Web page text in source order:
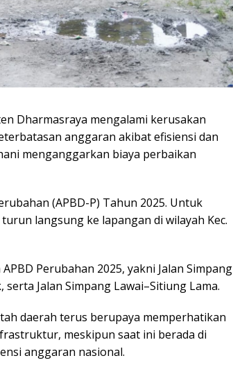
Dharmasraya mengalami kerusakan
anggaran akibat efisiensi dan
menganggarkan biaya perbaikan
(APBD-P) Tahun 2025. Untuk
langsung ke lapangan di wilayah Kec.
Perubahan 2025, yakni Jalan Simpang
Jalan Simpang Lawai–Sitiung Lama.
daerah terus berupaya memperhatikan
meskipun saat ini berada di
anggaran nasional.